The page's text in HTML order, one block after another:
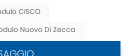
CISCO
Nuovo Di Zecca